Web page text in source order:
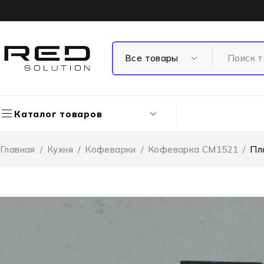
Каталог товаров
Главная / Кухня / Кофеварки / Кофеварка CM1521 /